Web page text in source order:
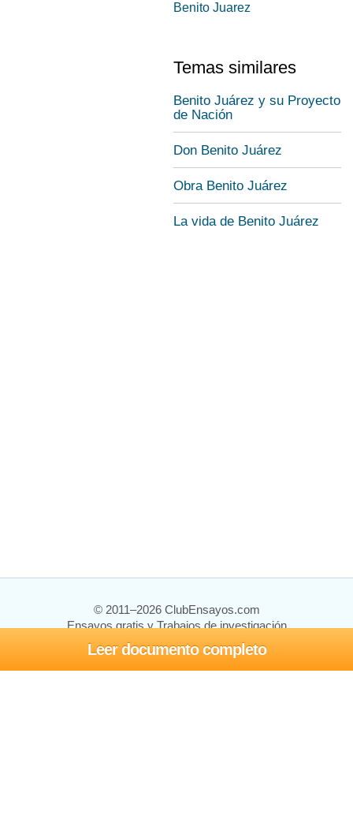
Leer documento completo
Benito Juarez
Temas similares
Benito Juárez y su Proyecto
de Nación
Don Benito Juárez
Obra Benito Juárez
La vida de Benito Juárez
© 2011–2026 ClubEnsayos.com
Ensayos gratis y Trabajos de investigación